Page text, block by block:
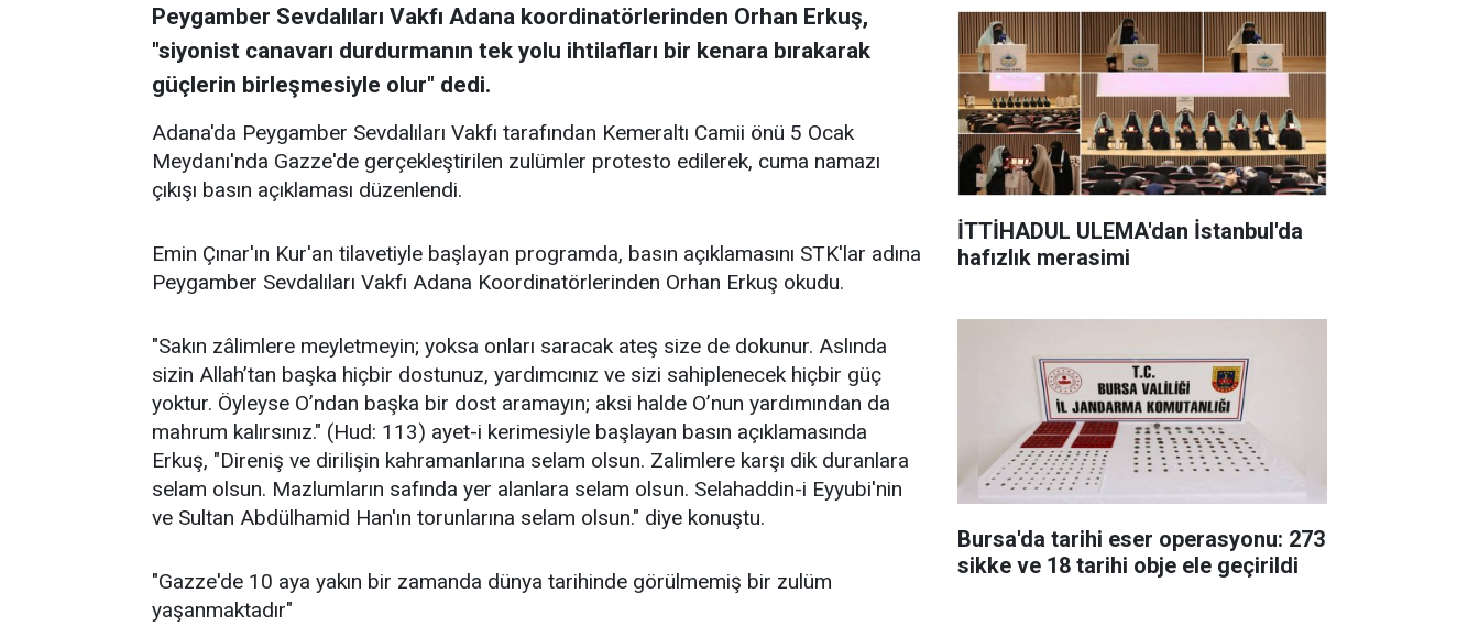
Peygamber Sevdalıları Vakfı Adana koordinatörlerinden Orhan Erkuş,
"siyonist canavarı durdurmanın tek yolu ihtilafları bir kenara bırakarak
güçlerin birleşmesiyle olur" dedi.
Adana'da Peygamber Sevdalıları Vakfı tarafından Kemeraltı Camii önü 5 Ocak
Meydanı'nda Gazze'de gerçekleştirilen zulümler protesto edilerek, cuma namazı
çıkışı basın açıklaması düzenlendi.
Emin Çınar'ın Kur'an tilavetiyle başlayan programda, basın açıklamasını STK'lar adına
Peygamber Sevdalıları Vakfı Adana Koordinatörlerinden Orhan Erkuş okudu.
"Sakın zâlimlere meyletmeyin; yoksa onları saracak ateş size de dokunur. Aslında
sizin Allah’tan başka hiçbir dostunuz, yardımcınız ve sizi sahiplenecek hiçbir güç
yoktur. Öyleyse O’ndan başka bir dost aramayın; aksi halde O’nun yardımından da
mahrum kalırsınız." (Hud: 113) ayet-i kerimesiyle başlayan basın açıklamasında
Erkuş, "Direniş ve dirilişin kahramanlarına selam olsun. Zalimlere karşı dik duranlara
selam olsun. Mazlumların safında yer alanlara selam olsun. Selahaddin-i Eyyubi'nin
ve Sultan Abdülhamid Han'ın torunlarına selam olsun." diye konuştu.
"Gazze'de 10 aya yakın bir zamanda dünya tarihinde görülmemiş bir zulüm
yaşanmaktadır"
İTTİHADUL ULEMA'dan İstanbul'da
hafızlık merasimi
Bursa'da tarihi eser operasyonu: 273
sikke ve 18 tarihi obje ele geçirildi